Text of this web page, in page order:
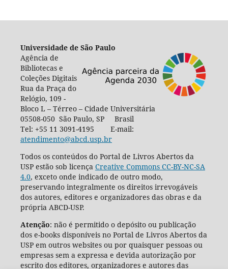
Universidade de São Paulo
Agência de
Bibliotecas e
Coleções Digitais
Rua da Praça do
Relógio, 109 -
Bloco L – Térreo – Cidade Universitária
05508-050 São Paulo, SP Brasil
Tel: +55 11 3091-4195 E-mail:
atendimento@abcd.usp.br
Todos os conteúdos do Portal de Livros Abertos da
USP estão sob licença Creative Commons CC-BY-NC-SA
4.0, exceto onde indicado de outro modo,
preservando integralmente os direitos irrevogáveis
dos autores, editores e organizadores das obras e da
própria ABCD-USP.
Atenção: não é permitido o depósito ou publicação
dos e-books disponíveis no Portal de Livros Abertos da
USP em outros websites ou por quaisquer pessoas ou
empresas sem a expressa e devida autorização por
escrito dos editores, organizadores e autores das